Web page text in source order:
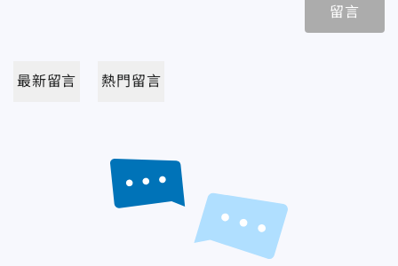
留言
最新留言 熱門留言